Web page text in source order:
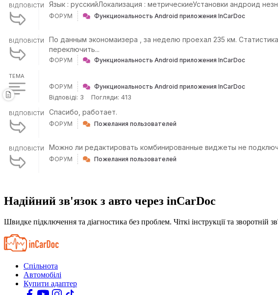
ВІДПОВІСТИ Язык : русскийЛокализация : метрическиеУстановки андроид
ФОРУМ Функциональность Android приложения InCarDoc
ВІДПОВІСТИ
По данным экономаизера , за неделю проехал 235 км.
переключить...
ФОРУМ Функциональность Android приложения InCarDoc
ТЕМА
ФОРУМ Функциональность Android приложения InCarDoc
Відповіді: 3 Погляди: 413
ВІДПОВІСТИ Спасибо, работает.
ФОРУМ Пожелания пользователей
ВІДПОВІСТИ Можно ли редактировать комбинированные виджеты не
ФОРУМ Пожелания пользователей
Надійний зв'язок з авто через inCarDoc
Швидке підключення та діагностика без проблем. Чіткі інструкції та зворотній
Спільнота
Автомобілі
Купити адаптер